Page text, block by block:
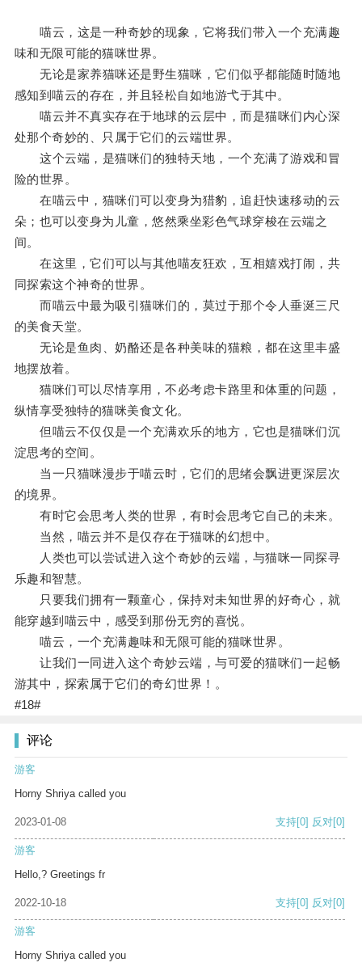
喵云，这是一种奇妙的现象，它将我们带入一个充满趣
味和无限可能的猫咪世界。
无论是家养猫咪还是野生猫咪，它们似乎都能随时随地
感知到喵云的存在，并且轻松自如地游弋于其中。
喵云并不真实存在于地球的云层中，而是猫咪们内心深
处那个奇妙的、只属于它们的云端世界。
这个云端，是猫咪们的独特天地，一个充满了游戏和冒
险的世界。
在喵云中，猫咪们可以变身为猎豹，追赶快速移动的云
朵；也可以变身为儿童，悠然乘坐彩色气球穿梭在云端之
间。
在这里，它们可以与其他喵友狂欢，互相嬉戏打闹，共
同探索这个神奇的世界。
而喵云中最为吸引猫咪们的，莫过于那个令人垂涎三尺
的美食天堂。
无论是鱼肉、奶酪还是各种美味的猫粮，都在这里丰盛
地摆放着。
猫咪们可以尽情享用，不必考虑卡路里和体重的问题，
纵情享受独特的猫咪美食文化。
但喵云不仅仅是一个充满欢乐的地方，它也是猫咪们沉
淀思考的空间。
当一只猫咪漫步于喵云时，它们的思绪会飘进更深层次
的境界。
有时它会思考人类的世界，有时会思考它自己的未来。
当然，喵云并不是仅存在于猫咪的幻想中。
人类也可以尝试进入这个奇妙的云端，与猫咪一同探寻
乐趣和智慧。
只要我们拥有一颗童心，保持对未知世界的好奇心，就
能穿越到喵云中，感受到那份无穷的喜悦。
喵云，一个充满趣味和无限可能的猫咪世界。
让我们一同进入这个奇妙云端，与可爱的猫咪们一起畅
游其中，探索属于它们的奇幻世界！。
#18#
评论
游客
Horny Shriya called you
2023-01-08 支持[0] 反对[0]
游客
Hello,? Greetings fr
2022-10-18 支持[0] 反对[0]
游客
Horny Shriya called you